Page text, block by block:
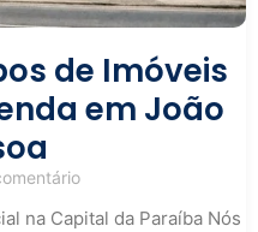
de Imóveis
em João
na Capital da Paraíba Nós